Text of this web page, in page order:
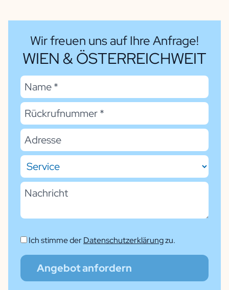
Wir freuen uns auf Ihre Anfrage!
WIEN & ÖSTERREICHWEIT
Ich stimme derDatenschutzerklärungzu.
Angebot anfordern